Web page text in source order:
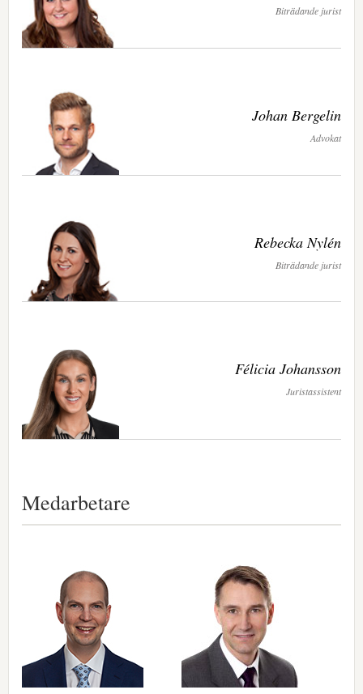
Biträdande jurist
Johan Bergelin
Advokat
Rebecka Nylén
Biträdande jurist
Félicia Johansson
Juristassistent
Medarbetare